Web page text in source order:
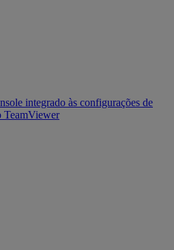
integrado às configurações de
TeamViewer